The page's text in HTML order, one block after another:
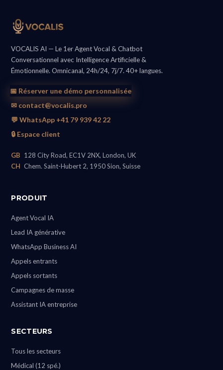
VOCALIS AI — Le 1er Agent Vocal & Chatbot
Conversationnel avec Intelligence Artificielle &
Émotionnelle. Omnicanal, 24h/24, 7j/7. 40+ langues.
📅 Réserver une démo personnalisée
✉ contact@vocalis.pro
💬 WhatsApp +41 79 939 42 22
🔒 Espace client
GB 128 City Road, EC1V 2NX, London, UK
CH Chem. Saint-Hubert 2, 1950 Sion, Suisse
PRODUIT
Agent Vocal IA
Lead IA générative
WhatsApp Business AI
Appels entrants
Appels sortants
Campagnes de masse
Assistant IA entreprise
SECTEURS
Tous les secteurs
Médical (12 spé.)